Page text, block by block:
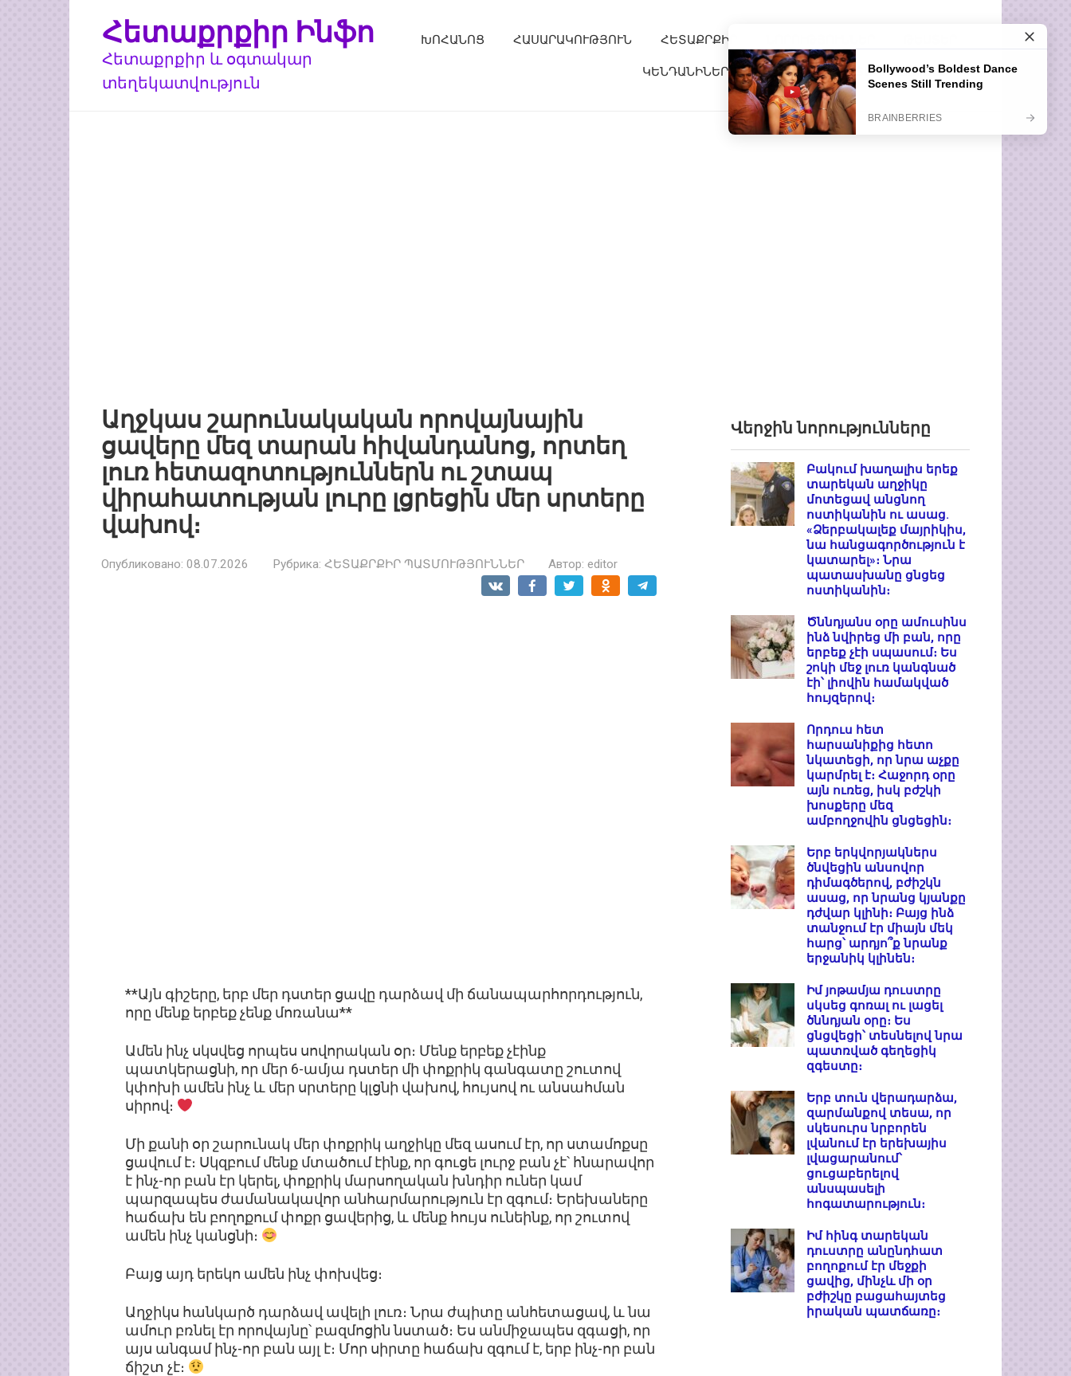
Հետաքրքիր Ինֆո
Հետաքրքիր և օգտակար
տեղեկատվություն
ԽՈՀԱՆՈՑ ՀԱՍԱՐԱԿՈՒԹՅՈՒՆ ՀԵՏԱՔՐՔԻՐ
ԿԵՆԴԱՆԻՆԵՐ ՀԵՏԱՔՐՔԻՐ ՊԱՏՄՈՒԹՅՈՒՆՆԵՐ
Աղջկաս շարունակական որովայնային
ցավերը մեզ տարան հիվանդանոց, որտեղ
լուռ հետազոտություններն ու շտապ
վիրահատության լուրը լցրեցին մեր սրտերը
վախով։
Опубликовано: 08.07.2026 Рубрика: ՀԵՏԱՔՐՔԻՐ ՊԱՏՄՈՒԹՅՈՒՆՆԵՐ Автор: editor
**Այն գիշերը, երբ մեր դստեր ցավը դարձավ մի ճանապարհորդություն,
որը մենք երբեք չենք մոռանա**
Ամեն ինչ սկսվեց որպես սովորական օր։ Մենք երբեք չէինք
պատկերացնի, որ մեր 6-ամյա դստեր մի փոքրիկ գանգատը շուտով
կփոխի ամեն ինչ և մեր սրտերը կլցնի վախով, հույսով ու անսահման
սիրով։
Մի քանի օր շարունակ մեր փոքրիկ աղջիկը մեզ ասում էր, որ ստամոքսը
ցավում է։ Սկզբում մենք մտածում էինք, որ գուցե լուրջ բան չէ՝ հնարավոր
է ինչ-որ բան էր կերել, փոքրիկ մարսողական խնդիր ուներ կամ
պարզապես ժամանակավոր անհարմարություն էր զգում։ Երեխաները
հաճախ են բողոքում փոքր ցավերից, և մենք հույս ունեինք, որ շուտով
ամեն ինչ կանցնի։
Բայց այդ երեկո ամեն ինչ փոխվեց։
Աղջիկս հանկարծ դարձավ ավելի լուռ։ Նրա ժպիտը անհետացավ, և նա
ամուր բռնել էր որովայնը՝ բազմոցին նստած։ Ես անմիջապես զգացի, որ
այս անգամ ինչ-որ բան այլ է։ Մոր սիրտը հաճախ զգում է, երբ ինչ-որ բան
ճիշտ չէ։
Վերջին նորությունները
Բակում խաղալիս երեք
տարեկան աղջիկը
մոտեցավ անցնող
ոստիկանին ու ասաց.
«Ձերբակալեք մայրիկիս,
նա հանցագործություն է
կատարել»։ Նրա
պատասխանը ցնցեց
ոստիկանին։
Ծննդյանս օրը ամուսինս
ինձ նվիրեց մի բան, որը
երբեք չէի սպասում։ Ես
շոկի մեջ լուռ կանգնած
էի՝ լիովին համակված
հույզերով։
Որդուս հետ
հարսանիքից հետո
նկատեցի, որ նրա աչքը
կարմրել է։ Հաջորդ օրը
այն ուռեց, իսկ բժշկի
խոսքերը մեզ
ամբողջովին ցնցեցին։
Երբ երկվորյակներս
ծնվեցին անսովոր
դիմագծերով, բժիշկն
ասաց, որ նրանց կյանքը
դժվար կլինի։ Բայց ինձ
տանջում էր միայն մեկ
հարց՝ արդյո՞ք նրանք
երջանիկ կլինեն։
Իմ յոթամյա դուստրը
սկսեց գոռալ ու լացել
ծննդյան օրը։ Ես
ցնցվեցի՝ տեսնելով նրա
պատռված գեղեցիկ
զգեստը։
Երբ տուն վերադարձա,
զարմանքով տեսա, որ
սկեսուրս նրբորեն
լվանում էր երեխայիս
լվացարանում՝
ցուցաբերելով
անսպասելի
հոգատարություն։
Իմ հինգ տարեկան
դուստրը անընդհատ
բողոքում էր մեջքի
ցավից, մինչև մի օր
բժիշկը բացահայտեց
իրական պատճառը։